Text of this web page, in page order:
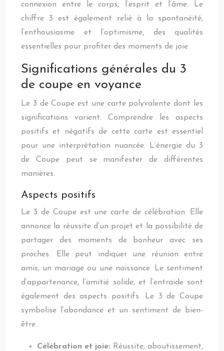
connexion entre le corps, l’esprit et l’âme. Le
chiffre 3 est également relié à la spontanéité,
l’enthousiasme et l’optimisme, des qualités
essentielles pour profiter des moments de joie.
Significations générales du 3
de coupe en voyance
Le 3 de Coupe est une carte polyvalente dont les
significations varient. Comprendre les aspects
positifs et négatifs de cette carte est essentiel
pour une interprétation nuancée. L’énergie du 3
de Coupe peut se manifester de différentes
manières.
Aspects positifs
Le 3 de Coupe est une carte de célébration. Elle
annonce la réussite d’un projet et la possibilité de
partager des moments de bonheur avec ses
proches. Elle peut indiquer une réunion entre
amis, un mariage ou une naissance. Le sentiment
d’appartenance, l’amitié solide, et l’entraide sont
également des aspects positifs. Le 3 de Coupe
symbolise l’abondance et un sentiment de bien-
être.
Célébration et joie: Réussite, aboutissement,